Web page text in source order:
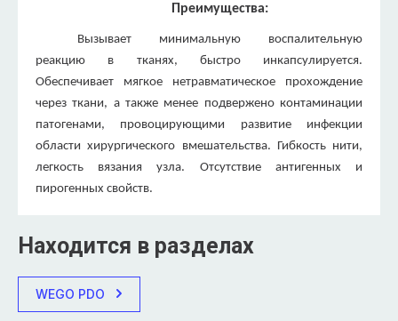
Преимущества:
Вызывает минимальную воспалительную
реакцию в тканях, быстро инкапсулируется.
Обеспечивает мягкое нетравматическое прохождение
через ткани, а также менее подвержено контаминации
патогенами, провоцирующими развитие инфекции
области хирургического вмешательства. Гибкость нити,
легкость вязания узла. Отсутствие антигенных и
пирогенных свойств.
Находится в разделах
WEGO PDO